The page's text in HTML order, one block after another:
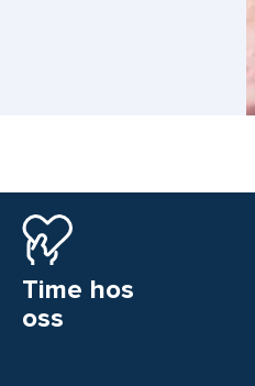
Time hos
oss